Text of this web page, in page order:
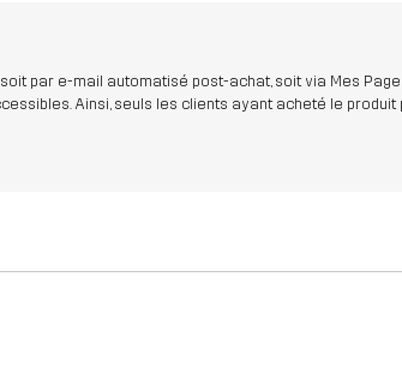
par e-mail automatisé post-achat, soit via Mes
Ainsi, seuls les clients ayant acheté le produit